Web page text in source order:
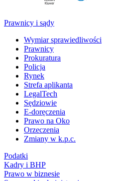
Prawnicy i sądy
Wymiar sprawiedliwości
Prawnicy
Prokuratura
Policja
Rynek
Strefa aplikanta
LegalTech
Sędziowie
E-doręczenia
Prawo na Oko
Orzeczenia
Zmiany w k.p.c.
Podatki
Kadry i BHP
Prawo w biznesie